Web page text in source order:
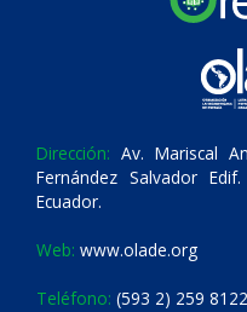
Dirección: Av. Mariscal
Fernández Salvador
Ecuador.
Web: www.olade.org
Teléfono: (593 2) 259